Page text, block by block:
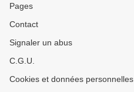
Pages
Contact
Signaler un abus
C.G.U.
Cookies et données personnelles